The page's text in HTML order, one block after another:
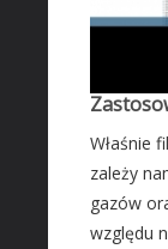
Właśnie
zależy
gazów
względu